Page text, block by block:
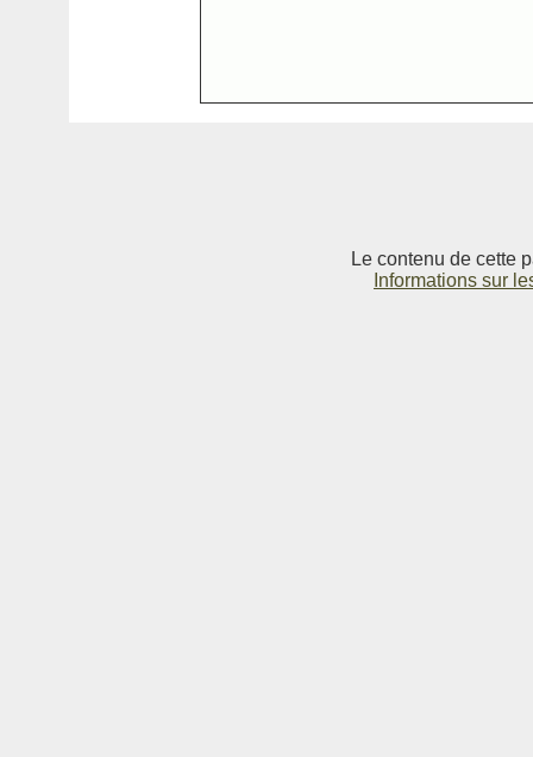
Le contenu de cette
Informations sur